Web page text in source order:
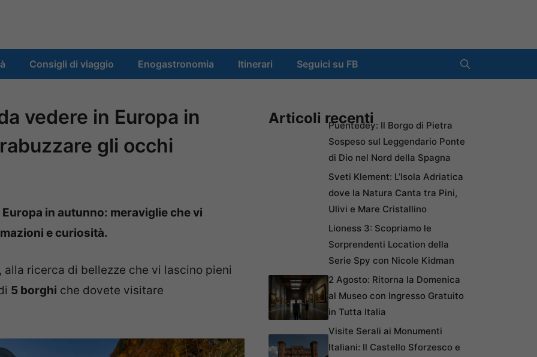
Consigli di viaggio Enogastronomia Itinerari Seguici su FB
vedere in Europa in
gli occhi
in autunno: meraviglie che vi
e curiosità.
, alla ricerca di bellezze che vi lascino pieni
5 borghi che dovete visitare
Articoli recentiPuentedey: Il Borgo di Pietra
Sospeso sul Leggendario Ponte
di Dio nel Nord della Spagna
Sveti Klement: L’Isola Adriatica
dove la Natura Canta tra Pini,
Ulivi e Mare Cristallino
Lioness 3: Scopriamo le
Sorprendenti Location della
Serie Spy con Nicole Kidman
2 Agosto: Ritorna la Domenica
al Museo con Ingresso Gratuito
in Tutta Italia
Visite Serali ai Monumenti
Italiani: Il Castello Sforzesco e